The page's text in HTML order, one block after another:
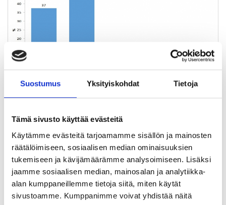
Suostumus Yksityiskohdat Tietoja
Tämä sivusto käyttää evästeitä
Käytämme evästeitä tarjoamamme sisällön ja mainosten
räätälöimiseen, sosiaalisen median ominaisuuksien
tukemiseen ja kävijämäärämme analysoimiseen. Lisäksi
jaamme sosiaalisen median, mainosalan ja analytiikka-
alan kumppaneillemme tietoja siitä, miten käytät
sivustoamme. Kumppanimme voivat yhdistää näitä
nyt useimmiten vaihtoehtona joko kokoaikatyöhön paluu
tai jääminen kotiin. Osa-aikaisesti töihin palaavat
asiantuntijanaiset kertovat, että joutuvat käytännössä
tekemään viiden päivän työt neljässä päivässä, neljän
päivän palkalla. Rakenteiden lisäksi uudistusta kaivataan
siis myös työpaikoilla. Työnantajilta uudistus edellyttää
halukkuutta töiden organisointiin perhemyönteisellä
tavalla.